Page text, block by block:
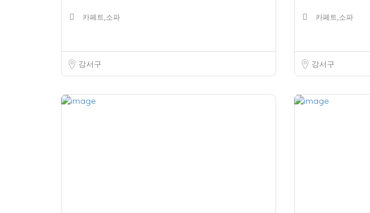
카페트,소파
강서구
카페트,소파
강서구